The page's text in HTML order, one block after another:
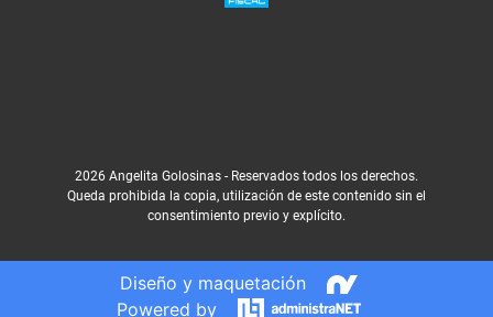
2026 Angelita Golosinas - Reservados todos los derechos.
Queda prohibida la copia, utilización de este contenido sin el
consentimiento previo y explícito.
Diseño y maquetación
Powered by